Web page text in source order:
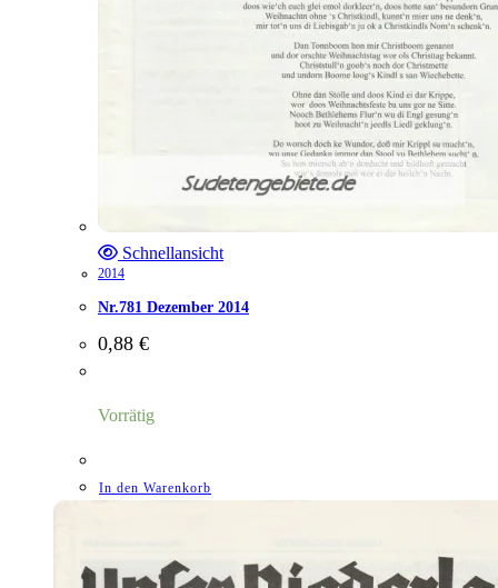
Schnellansicht
2014
Nr.781 Dezember 2014
0,88 €
Vorrätig
In den Warenkorb